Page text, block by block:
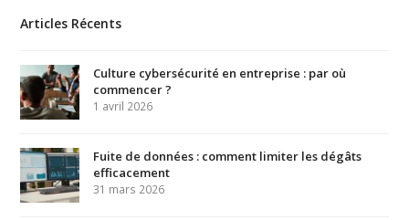
Articles Récents
Culture cybersécurité en entreprise : par où
commencer ?
1 avril 2026
Fuite de données : comment limiter les dégâts
efficacement
31 mars 2026